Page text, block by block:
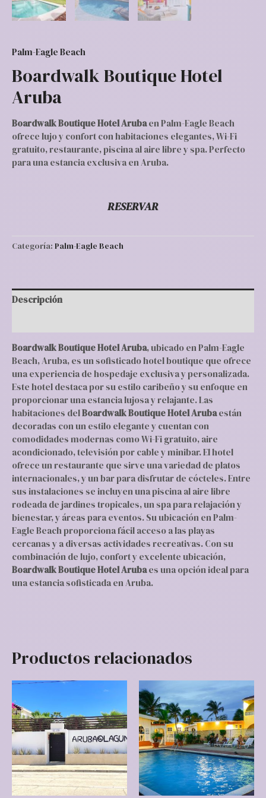
Palm-Eagle Beach
Boardwalk Boutique Hotel
Aruba
Boardwalk Boutique Hotel Arubaen Palm-Eagle Beach
ofrece lujo y confort con habitaciones elegantes, Wi-Fi
gratuito, restaurante, piscina al aire libre y spa. Perfecto
para una estancia exclusiva en Aruba.
RESERVAR
Categoría: Palm-Eagle Beach
Descripción
Boardwalk Boutique Hotel Aruba, ubicado en Palm-Eagle
Beach, Aruba, es un sofisticado hotel boutique que ofrece
una experiencia de hospedaje exclusiva y personalizada.
Este hotel destaca por su estilo caribeño y su enfoque en
proporcionar una estancia lujosa y relajante. Las
habitaciones delBoardwalk Boutique Hotel Arubaestán
decoradas con un estilo elegante y cuentan con
comodidades modernas como Wi-Fi gratuito, aire
acondicionado, televisión por cable y minibar. El hotel
ofrece un restaurante que sirve una variedad de platos
internacionales, y un bar para disfrutar de cócteles. Entre
sus instalaciones se incluyen una piscina al aire libre
rodeada de jardines tropicales, un spa para relajación y
bienestar, y áreas para eventos. Su ubicación en Palm-
Eagle Beach proporciona fácil acceso a las playas
cercanas y a diversas actividades recreativas. Con su
combinación de lujo, confort y excelente ubicación,
Boardwalk Boutique Hotel Arubaes una opción ideal para
una estancia sofisticada en Aruba.
Productos relacionados